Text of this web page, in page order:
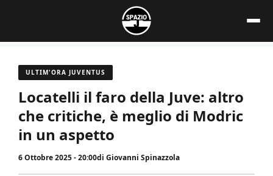
contenuto
ULTIM'ORA JUVENTUS
Locatelli il faro della Juve: altro
che critiche, è meglio di Modric
in un aspetto
6 Ottobre 2025 - 20:00di Giovanni Spinazzola